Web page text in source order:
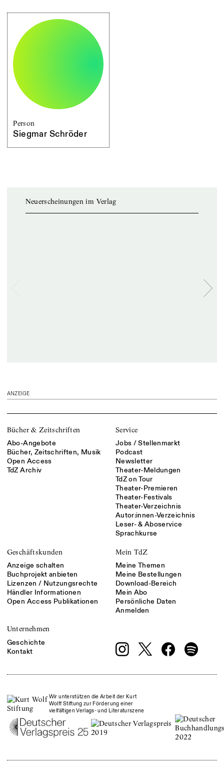
Person
Siegmar Schröder
Neuerscheinungen im Verlag
ANZEIGE
Bücher & Zeitschriften
Abo-Angebote
Bücher, Zeitschriften, Musik
Open Access
TdZ Archiv
Service
Jobs / Stellenmarkt
Podcast
Newsletter
Theater-Meldungen
TdZ on Tour
Theater-Premieren
Theater-Festivals
Theater-Verzeichnis
Autor:innen-Verzeichnis
Leser- & Aboservice
Sprachkurse
Geschäftskunden
Anzeige schalten
Buchprojekt anbieten
Lizenzen / Nutzungsrechte
Händler Informationen
Open Access Publikationen
Mein TdZ
Meine Themen
Meine Bestellungen
Download-Bereich
Mein Abo
Persönliche Daten
Anmelden
Unternehmen
Geschichte
Kontakt
Wir unterstützen die Arbeit der Kurt
Wolff Stiftung zur Förderung einer
vielfältigen Verlags- und Literaturszene